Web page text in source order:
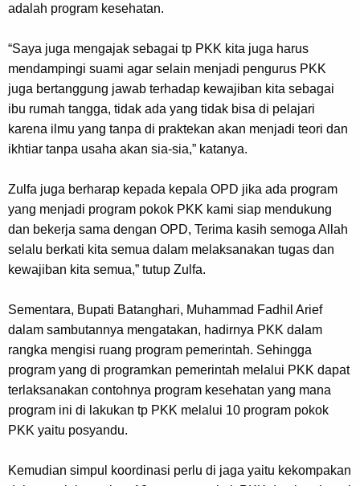
adalah program kesehatan.
“Saya juga mengajak sebagai tp PKK kita juga harus
mendampingi suami agar selain menjadi pengurus PKK
juga bertanggung jawab terhadap kewajiban kita sebagai
ibu rumah tangga, tidak ada yang tidak bisa di pelajari
karena ilmu yang tanpa di praktekan akan menjadi teori dan
ikhtiar tanpa usaha akan sia-sia,” katanya.
Zulfa juga berharap kepada kepala OPD jika ada program
yang menjadi program pokok PKK kami siap mendukung
dan bekerja sama dengan OPD, Terima kasih semoga Allah
selalu berkati kita semua dalam melaksanakan tugas dan
kewajiban kita semua,” tutup Zulfa.
Sementara, Bupati Batanghari, Muhammad Fadhil Arief
dalam sambutannya mengatakan, hadirnya PKK dalam
rangka mengisi ruang program pemerintah. Sehingga
program yang di programkan pemerintah melalui PKK dapat
terlaksanakan contohnya program kesehatan yang mana
program ini di lakukan tp PKK melalui 10 program pokok
PKK yaitu posyandu.
Kemudian simpul koordinasi perlu di jaga yaitu kekompakan